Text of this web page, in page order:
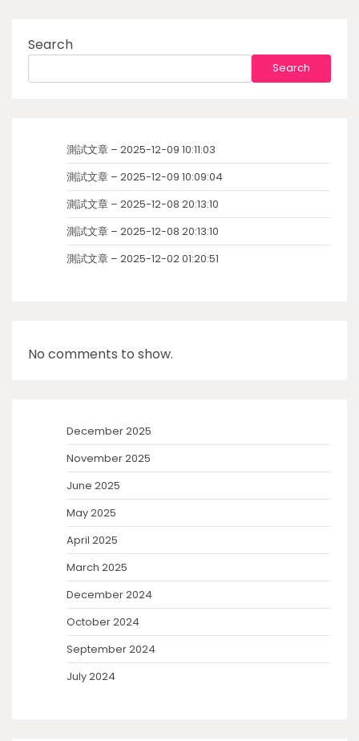
Search
Search
測試文章 – 2025-12-09 10:11:03
測試文章 – 2025-12-09 10:09:04
測試文章 – 2025-12-08 20:13:10
測試文章 – 2025-12-08 20:13:10
測試文章 – 2025-12-02 01:20:51
No comments to show.
December 2025
November 2025
June 2025
May 2025
April 2025
March 2025
December 2024
October 2024
September 2024
July 2024